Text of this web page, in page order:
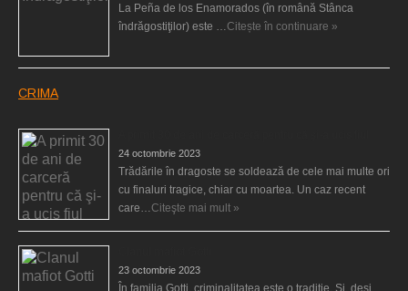
La Peña de los Enamorados (în română Stânca
îndrăgostiţilor) este …Citește în continuare »
CRIMA
24 octombrie 2023
Trădările în dragoste se soldează de cele mai multe ori
cu finaluri tragice, chiar cu moartea. Un caz recent
care…Citeşte mai mult »
23 octombrie 2023
În familia Gotti, criminalitatea este o tradiţie. Şi, deşi